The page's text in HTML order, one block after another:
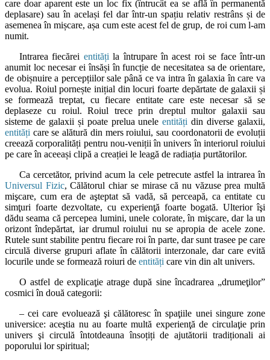
care doar aparent este un loc fix (întrucât ea se află în permanentă
deplasare) sau în același fel dar într-un spațiu relativ restrâns și de
asemenea în mișcare, așa cum este acest fel de grup, de roi cum l-am
numit.
Intrarea fiecărei entități la întrupare în acest roi se face într-un
anumit loc necesar ei însăși în funcție de necesitatea sa de orientare,
de obișnuire a percepțiilor sale până ce va intra în galaxia în care va
evolua. Roiul pornește inițial din locuri foarte depărtate de galaxii și
se formează treptat, cu fiecare entitate care este necesar să se
deplaseze cu roiul. Roiul trece prin dreptul multor galaxii sau
sisteme de galaxii și poate prelua uneleentități din diverse galaxii,
entități care se alătură din mers roiului, sau coordonatorii de evoluții
creează corporalități pentru nou-veniții în univers în interiorul roiului
pe care în aceeași clipă a creației le leagă de radiația purtătorilor.
Ca cercetător, privind acum la cele petrecute astfel la intrarea în
Universul Fizic, Călătorul chiar se mirase că nu văzuse prea multă
mişcare, cum era de aşteptat să vadă, să perceapă, ca entitate cu
simţuri foarte dezvoltate, cu experienţă foarte bogată. Ulterior îşi
dădu seama că percepea lumini, unele colorate, în mişcare, dar la un
orizont îndepărtat, iar drumul roiului nu se apropia de acele zone.
Rutele sunt stabilite pentru fiecare roi în parte, dar sunt trasee pe care
circulă diverse grupuri aflate în călătorii interzonale, dar care evită
locurile unde se formează roiuri de entități care vin din alt univers.
O astfel de explicaţie atrage după sine încadrarea „drumeţilor”
cosmici în două categorii:
– cei care evoluează şi călătoresc în spaţiile unei singure zone
universice: aceştia nu au foarte multă experienţă de circulaţie prin
univers şi circulă întotdeauna însoțiți de ajutătorii tradiționali ai
poporului lor spiritual;